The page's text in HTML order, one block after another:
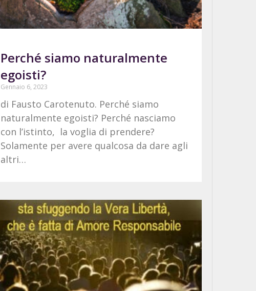
Perché siamo naturalmente
egoisti?
Gennaio 6, 2023
di Fausto Carotenuto. Perché siamo
naturalmente egoisti? Perché nasciamo
con l’istinto, la voglia di prendere?
Solamente per avere qualcosa da dare agli
altri…